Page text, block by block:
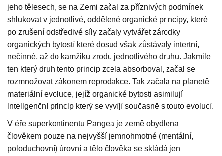
jeho tělesech, se na Zemi začal za příznivých podmínek
shlukovat v jednotlivé, oddělené organické principy, které
po zrušení odstředivé síly začaly vytvářet zárodky
organických bytostí které dosud však zůstávaly intertní,
nečinné, až do kamžiku zrodu jednotlivého druhu. Jakmile
ten který druh tento princip zcela absorboval, začal se
rozmnožovat zákonem reprodakce. Tak začala na planetě
materiální evoluce, jejíž organické bytosti asimilují
inteligenční princip který se vyvíjí současně s touto evolucí.
V éře superkontinentu Pangea je země obydlena
člověkem pouze na nejvyšší jemnohmotné (mentální,
poloduchovní) úrovní a tělo člověka se skládá jen